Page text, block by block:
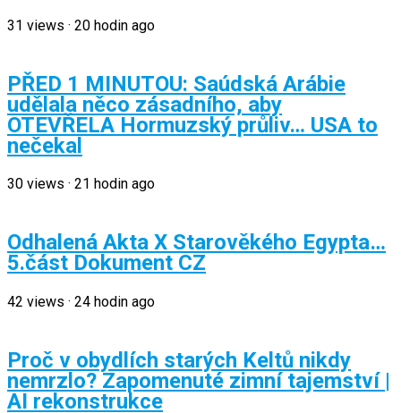
31 views · 20 hodin ago
PŘED 1 MINUTOU: Saúdská Arábie
udělala něco zásadního, aby
OTEVŘELA Hormuzský průliv… USA to
nečekal
30 views · 21 hodin ago
Odhalená Akta X Starověkého Egypta…
5.část Dokument CZ
42 views · 24 hodin ago
Proč v obydlích starých Keltů nikdy
nemrzlo? Zapomenuté zimní tajemství |
AI rekonstrukce